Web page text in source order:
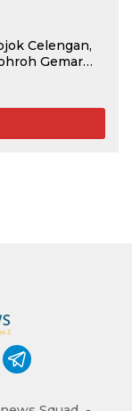
Celengan,
Gemar